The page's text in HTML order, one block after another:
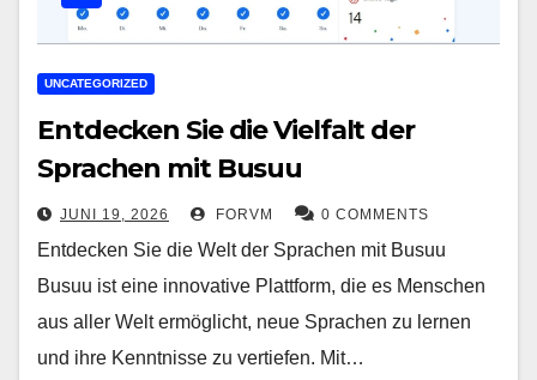
UNCATEGORIZED
Entdecken Sie die Vielfalt der
Sprachen mit Busuu
JUNI 19, 2026 FORVM 0 COMMENTS
Entdecken Sie die Welt der Sprachen mit Busuu
Busuu ist eine innovative Plattform, die es Menschen
aus aller Welt ermöglicht, neue Sprachen zu lernen
und ihre Kenntnisse zu vertiefen. Mit…